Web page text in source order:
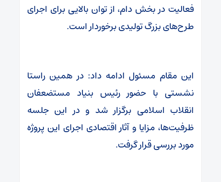
فعالیت در بخش دام، از توان بالایی برای اجرای
طرح‌های بزرگ تولیدی برخوردار است.
این مقام مسئول ادامه داد: در همین راستا
نشستی با حضور رئیس بنیاد مستضعفان
انقلاب اسلامی برگزار شد و در این جلسه
ظرفیت‌ها، مزایا و آثار اقتصادی اجرای این پروژه
مورد بررسی قرار گرفت.